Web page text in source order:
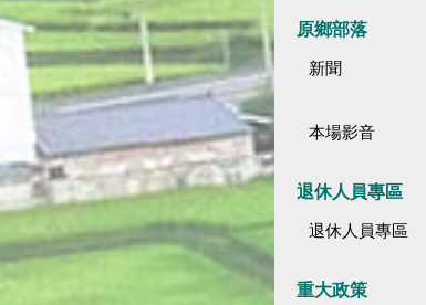
原鄉部落
新聞
本場影音
退休人員專區
退休人員專區
重大政策